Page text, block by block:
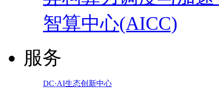
智算中心(AICC)
服务
DC·AI生态创新中心